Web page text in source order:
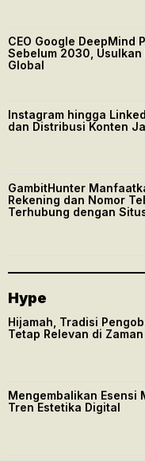
CEO Google DeepMind
Sebelum 2030, Usulkan
Global
Instagram hingga
dan Distribusi Konten
GambitHunter
Rekening dan Nomor
Terhubung dengan
Hype
Hijamah, Tradisi
Tetap Relevan di
Mengembalikan Esensi
Tren Estetika Digital